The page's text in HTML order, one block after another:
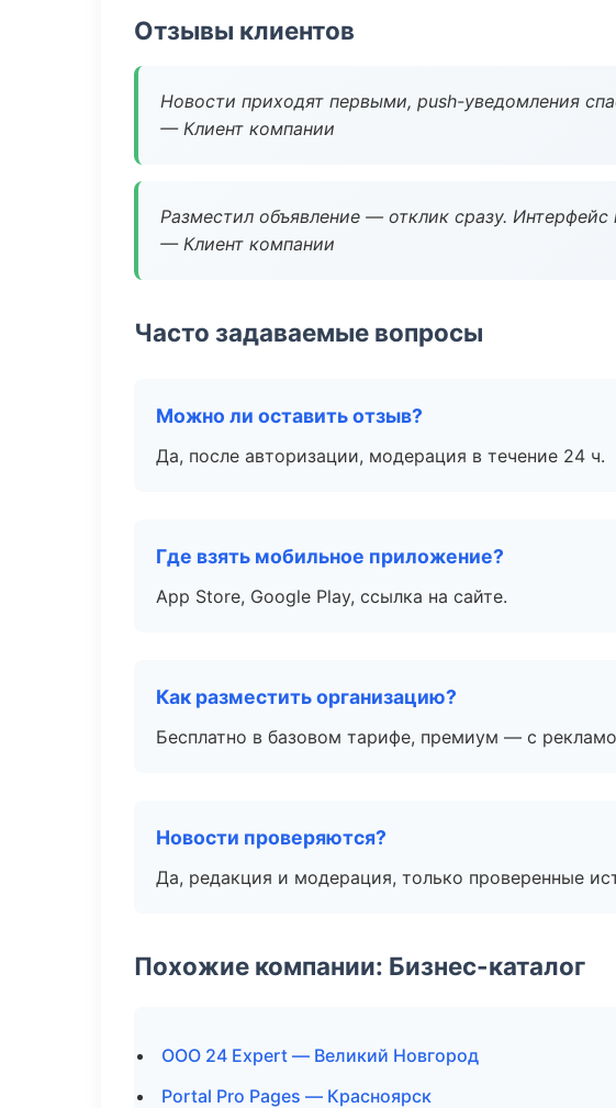
Отзывы клиентов
Новости приходят первыми, push-уведомления
— Клиент компании
Разместил объявление — отклик сразу. Интерфейс
— Клиент компании
Часто задаваемые вопросы
Можно ли оставить отзыв?
Да, после авторизации, модерация в течение 24 ч.
Где взять мобильное приложение?
App Store, Google Play, ссылка на сайте.
Как разместить организацию?
Бесплатно в базовом тарифе, премиум — с
Новости проверяются?
Да, редакция и модерация, только проверенные
Похожие компании: Бизнес-каталог
ООО 24 Expert — Великий Новгород
Portal Pro Pages — Красноярск